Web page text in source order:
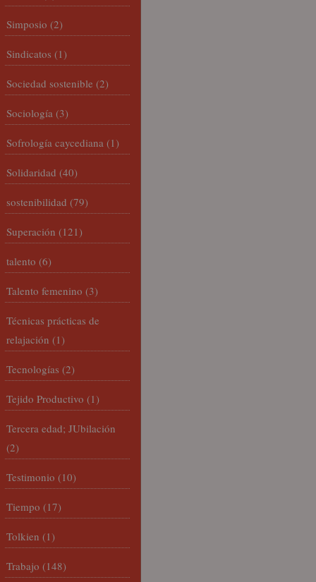
Simposio (2)
Sindicatos (1)
Sociedad sostenible (2)
Sociología (3)
Sofrología caycediana (1)
Solidaridad (40)
sostenibilidad (79)
Superación (121)
talento (6)
Talento femenino (3)
Técnicas prácticas de
relajación (1)
Tecnologías (2)
Tejido Productivo (1)
Tercera edad; JUbilación
(2)
Testimonio (10)
Tiempo (17)
Tolkien (1)
Trabajo (148)